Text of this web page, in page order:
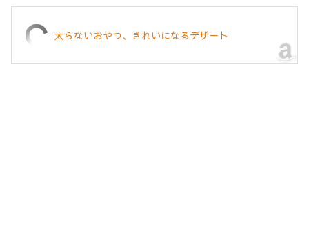
太らないおやつ、きれいになるデザート